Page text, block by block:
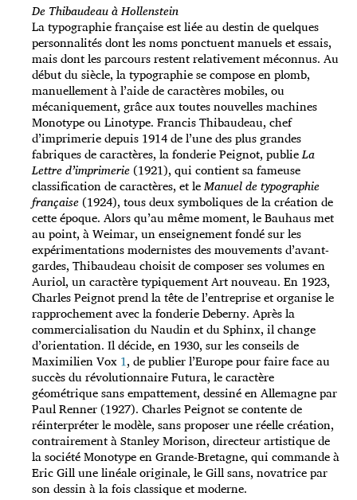
De Thibaudeau à Hollenstein
La typographie française est liée au destin de quelques
personnalités dont les noms ponctuent manuels et essais,
mais dont les parcours restent relativement méconnus. Au
début du siècle, la typographie se compose en plomb,
manuellement à l’aide de caractères mobiles, ou
mécaniquement, grâce aux toutes nouvelles machines
Monotype ou Linotype. Francis Thibaudeau, chef
d’imprimerie depuis 1914 de l’une des plus grandes
fabriques de caractères, la fonderie Peignot, publieLa
Lettre d’imprimerie (1921), qui contient sa fameuse
classification de caractères, et leManuel de typographie
française (1924), tous deux symboliques de la création de
cette époque. Alors qu’au même moment, le Bauhaus met
au point, à Weimar, un enseignement fondé sur les
expérimentations modernistes des mouvements d’avant-
gardes, Thibaudeau choisit de composer ses volumes en
Auriol, un caractère typiquement Art nouveau. En 1923,
Charles Peignot prend la tête de l’entreprise et organise le
rapprochement avec la fonderie Deberny. Après la
commercialisation du Naudin et du Sphinx, il change
d’orientation. Il décide, en 1930, sur les conseils de
Maximilien Vox 1, de publier l’Europe pour faire face au
succès du révolutionnaire Futura, le caractère
géométrique sans empattement, dessiné en Allemagne par
Paul Renner (1927). Charles Peignot se contente de
réinterpréter le modèle, sans proposer une réelle création,
contrairement à Stanley Morison, directeur artistique de
la société Monotype en Grande-Bretagne, qui commande à
Eric Gill une linéale originale, le Gill sans, novatrice par
son dessin à la fois classique et moderne.